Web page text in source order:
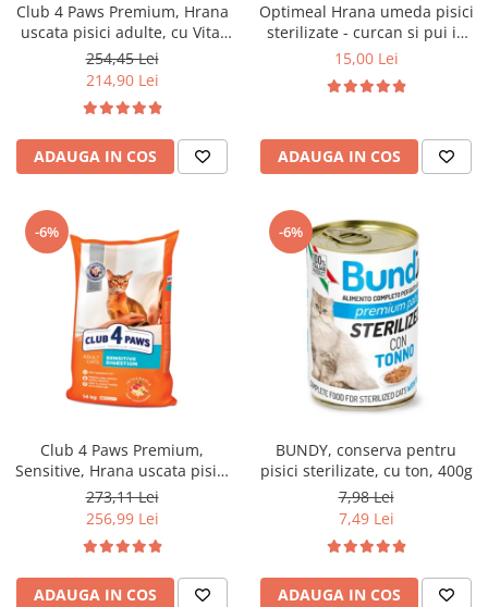
Club 4 Paws Premium, Hrana
uscata pisici adulte, cu Vita,
14kg
254,45 Lei
214,90 Lei
ADAUGA IN COS
Optimeal Hrana umeda pisici
sterilizate - curcan si pui in
sos, set 3+1, 4*0,085kg
15,00 Lei
ADAUGA IN COS
-6%
Club 4 Paws Premium,
Sensitive, Hrana uscata pisici
adulte, 14kg
273,11 Lei
256,99 Lei
ADAUGA IN COS
-6%
BUNDY, conserva pentru
pisici sterilizate, cu ton, 400g
7,98 Lei
7,49 Lei
ADAUGA IN COS